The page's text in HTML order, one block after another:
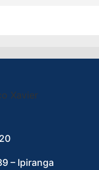
– Ipiranga